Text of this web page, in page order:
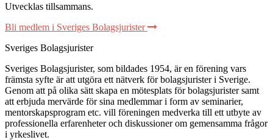
Utvecklas tillsammans.
Bli medlem i Sveriges Bolagsjurister
Sveriges Bolagsjurister
Sveriges Bolagsjurister, som bildades 1954, är en förening vars
främsta syfte är att utgöra ett nätverk för bolagsjurister i Sverige.
Genom att på olika sätt skapa en mötesplats för bolagsjurister samt
att erbjuda mervärde för sina medlemmar i form av seminarier,
mentorskapsprogram etc. vill föreningen medverka till ett utbyte av
professionella erfarenheter och diskussioner om gemensamma frågor
i yrkeslivet.